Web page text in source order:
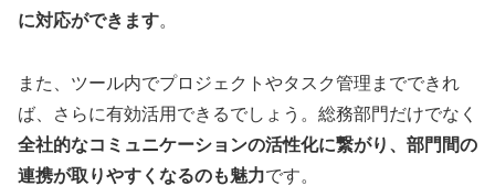
に対応ができます。
また、ツール内でプロジェクトやタスク管理までできれ
ば、さらに有効活用できるでしょう。総務部門だけでなく
全社的なコミュニケーションの活性化に繋がり、部門間の
連携が取りやすくなるのも魅力です。